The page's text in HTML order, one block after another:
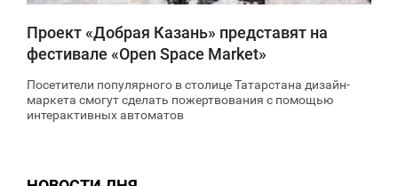
Проект «Добрая Казань» представят на
фестивале «Open Space Market»
Посетители популярного в столице Татарстана дизайн-
маркета смогут сделать пожертвования с помощью
интерактивных автоматов